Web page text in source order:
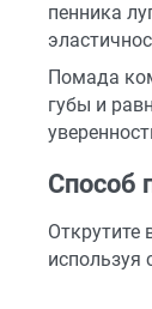
пенника
Помада
губы и
Способ
Открутите
используя